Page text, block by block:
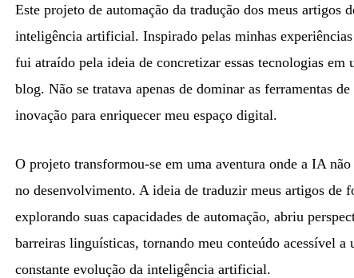
Este projeto de automação da tradução dos meus
inteligência artificial. Inspirado pelas minhas
fui atraído pela ideia de concretizar essas tecnologias
blog. Não se tratava apenas de dominar as ferramentas
inovação para enriquecer meu espaço digital.
O projeto transformou-se em uma aventura onde a IA
no desenvolvimento. A ideia de traduzir meus artigos de
explorando suas capacidades de automação, abriu
barreiras linguísticas, tornando meu conteúdo acessível
constante evolução da inteligência artificial.